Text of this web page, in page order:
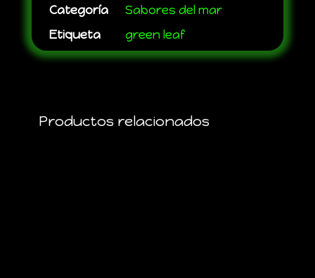
Categoría
Sabores del mar
Etiqueta
green leaf
Productos relacionados